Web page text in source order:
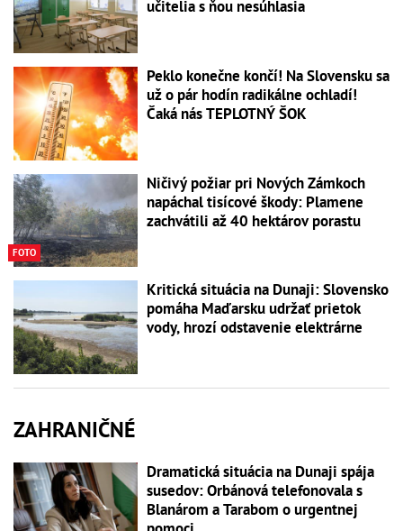
učitelia s ňou nesúhlasia
Peklo konečne končí! Na Slovensku sa
už o pár hodín radikálne ochladí!
Čaká nás TEPLOTNÝ ŠOK
FOTO
Ničivý požiar pri Nových Zámkoch
napáchal tisícové škody: Plamene
zachvátili až 40 hektárov porastu
Kritická situácia na Dunaji: Slovensko
pomáha Maďarsku udržať prietok
vody, hrozí odstavenie elektrárne
ZAHRANIČNÉ
Dramatická situácia na Dunaji spája
susedov: Orbánová telefonovala s
Blanárom a Tarabom o urgentnej